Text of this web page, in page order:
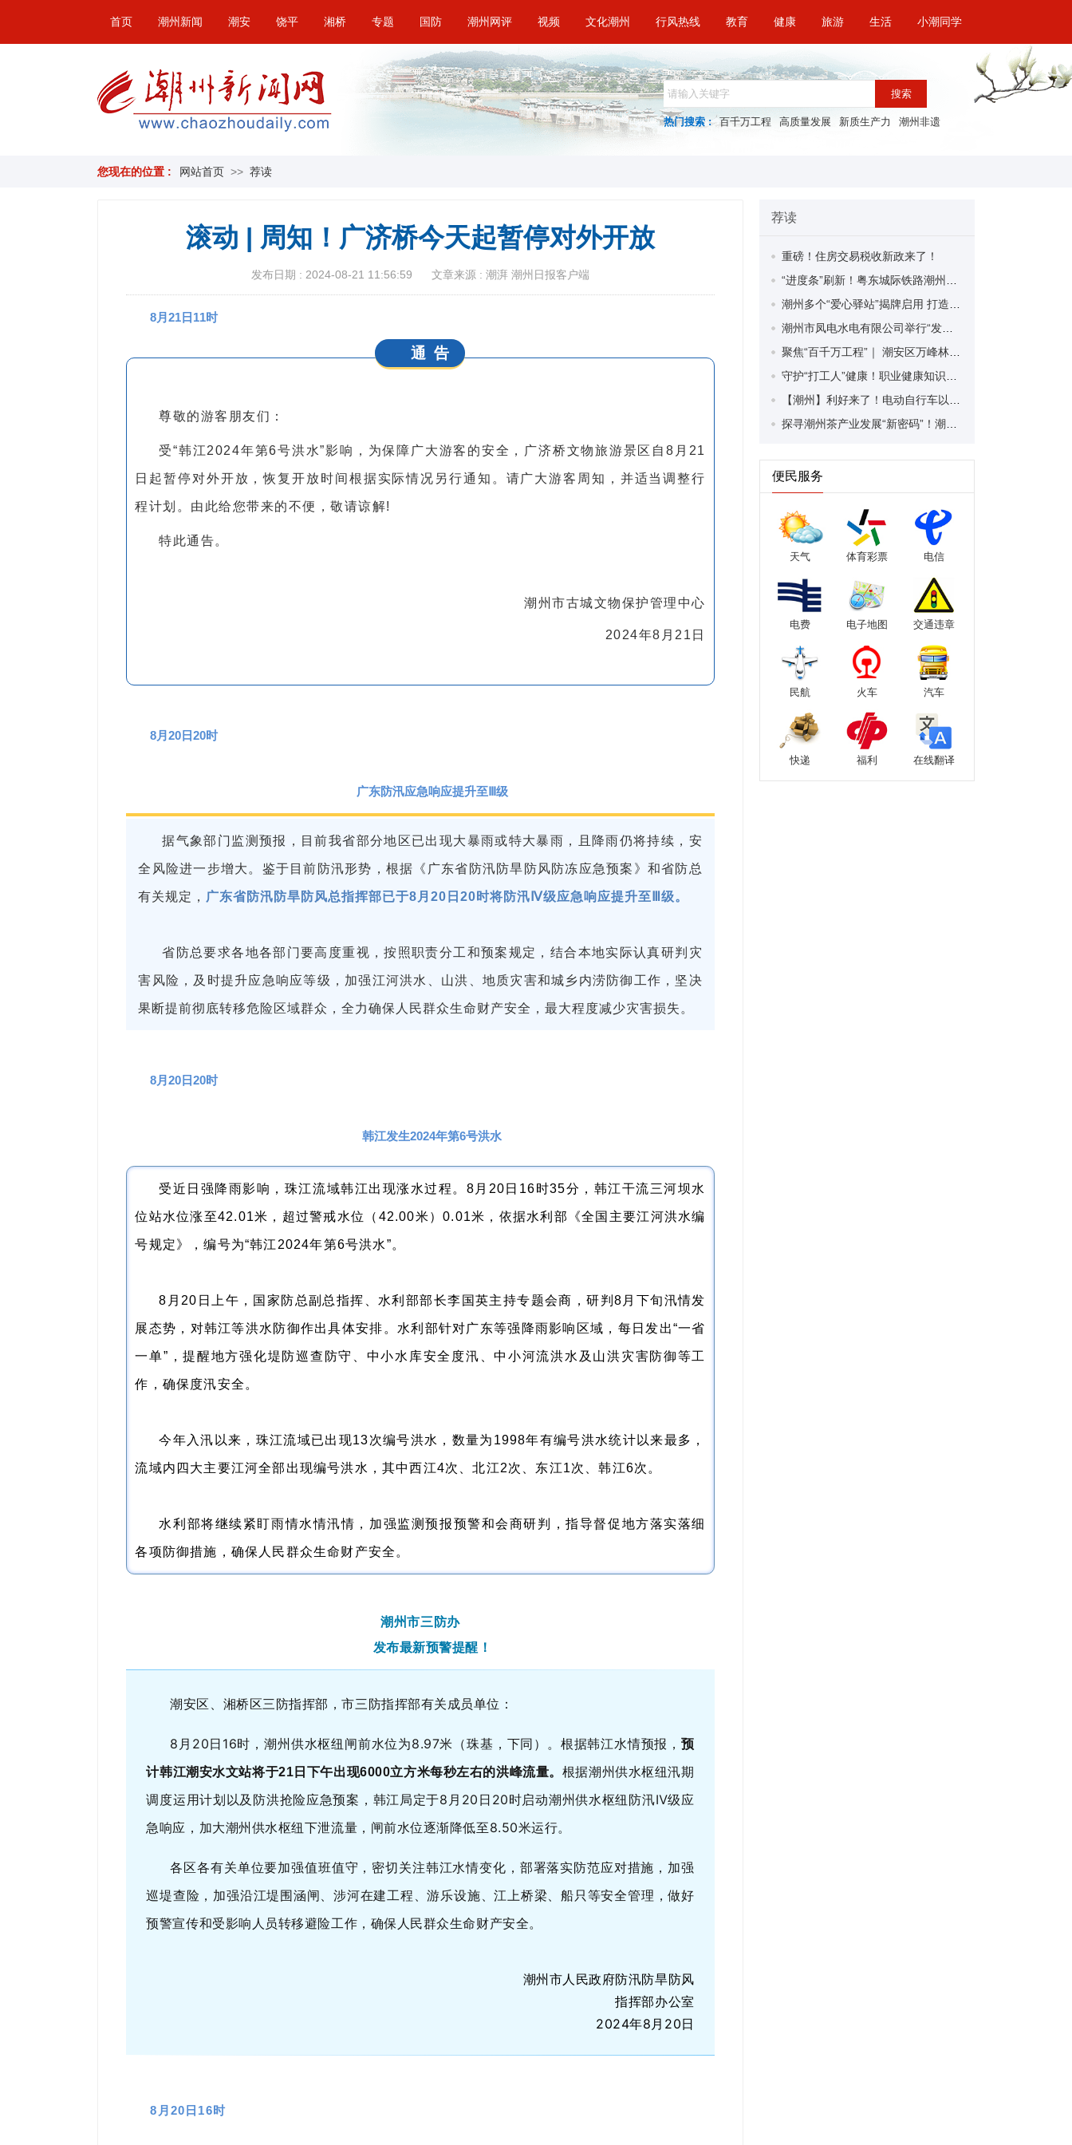
首页 潮州新闻 潮安 饶平 湘桥 专题 国防 潮州网评 视频 文化潮州 行风热线 教育 健康 旅游 生活 小潮同学
搜索
热门搜索 : 百千万工程 高质量发展 新质生产力 潮州非遗
您现在的位置 : 网站首页 >> 荐读
滚动 | 周知！广济桥今天起暂停对外开放
发布日期 : 2024-08-21 11:56:59 文章来源 : 潮湃 潮州日报客户端
8月21日11时
通 告
尊敬的游客朋友们：
受“韩江2024年第6号洪水”影响，为保障广大游客的安全，广济桥文物旅游景区自8月21
日起暂停对外开放，恢复开放时间根据实际情况另行通知。请广大游客周知，并适当调整行
程计划。由此给您带来的不便，敬请谅解!
特此通告。
潮州市古城文物保护管理中心
2024年8月21日
8月20日20时
广东防汛应急响应提升至Ⅲ级
据气象部门监测预报，目前我省部分地区已出现大暴雨或特大暴雨，且降雨仍将持续，安
全风险进一步增大。鉴于目前防汛形势，根据《广东省防汛防旱防风防冻应急预案》和省防总
有关规定， 广东省防汛防旱防风总指挥部已于8月20日20时将防汛Ⅳ级应急响应提升至Ⅲ级。
省防总要求各地各部门要高度重视，按照职责分工和预案规定，结合本地实际认真研判灾
害风险，及时提升应急响应等级，加强江河洪水、山洪、地质灾害和城乡内涝防御工作，坚决
果断提前彻底转移危险区域群众，全力确保人民群众生命财产安全，最大程度减少灾害损失。
8月20日20时
韩江发生2024年第6号洪水
受近日强降雨影响，珠江流域韩江出现涨水过程。8月20日16时35分，韩江干流三河坝水
位站水位涨至42.01米，超过警戒水位（42.00米）0.01米，依据水利部《全国主要江河洪水编
号规定》，编号为“韩江2024年第6号洪水”。
8月20日上午，国家防总副总指挥、水利部部长李国英主持专题会商，研判8月下旬汛情发
展态势，对韩江等洪水防御作出具体安排。水利部针对广东等强降雨影响区域，每日发出“一省
一单”，提醒地方强化堤防巡查防守、中小水库安全度汛、中小河流洪水及山洪灾害防御等工
作，确保度汛安全。
今年入汛以来，珠江流域已出现13次编号洪水，数量为1998年有编号洪水统计以来最多，
流域内四大主要江河全部出现编号洪水，其中西江4次、北江2次、东江1次、韩江6次。
水利部将继续紧盯雨情水情汛情，加强监测预报预警和会商研判，指导督促地方落实落细
各项防御措施，确保人民群众生命财产安全。
潮州市三防办
发布最新预警提醒！
潮安区、湘桥区三防指挥部，市三防指挥部有关成员单位：
8月20日16时，潮州供水枢纽闸前水位为8.97米（珠基，下同）。根据韩江水情预报，预
计韩江潮安水文站将于21日下午出现6000立方米每秒左右的洪峰流量。 根据潮州供水枢纽汛期
调度运用计划以及防洪抢险应急预案，韩江局定于8月20日20时启动潮州供水枢纽防汛Ⅳ级应
急响应，加大潮州供水枢纽下泄流量，闸前水位逐渐降低至8.50米运行。
各区各有关单位要加强值班值守，密切关注韩江水情变化，部署落实防范应对措施，加强
巡堤查险，加强沿江堤围涵闸、涉河在建工程、游乐设施、江上桥梁、船只等安全管理，做好
预警宣传和受影响人员转移避险工作，确保人民群众生命财产安全。
潮州市人民政府防汛防旱防风
指挥部办公室
2024年8月20日
8月20日16时
荐读
重磅！住房交易税收新政来了！
便民服务
天气 体育彩票 电信
电费 电子地图 交通违章
民航 火车 汽车
快递 福利 在线翻译